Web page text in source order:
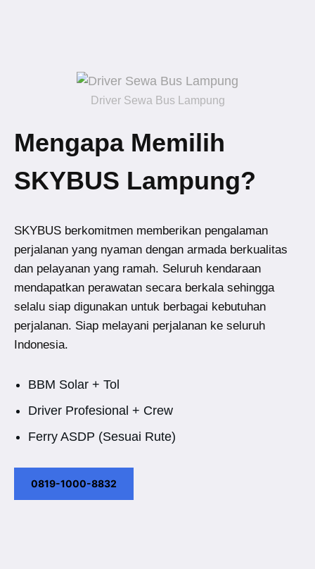
Driver Sewa Bus Lampung
Mengapa Memilih
SKYBUS Lampung?
SKYBUS berkomitmen memberikan pengalaman
perjalanan yang nyaman dengan armada berkualitas
dan pelayanan yang ramah. Seluruh kendaraan
mendapatkan perawatan secara berkala sehingga
selalu siap digunakan untuk berbagai kebutuhan
perjalanan. Siap melayani perjalanan ke seluruh
Indonesia.
BBM Solar + Tol
Driver Profesional + Crew
Ferry ASDP (Sesuai Rute)
0819-1000-8832